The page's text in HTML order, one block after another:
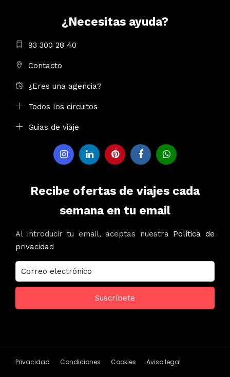
¿Necesitas ayuda?
93 300 28 40
Contacto
¿Eres una agencia?
Todos los circuitos
Guias de viaje
Recibe ofertas de viajes cada
semana en tu email
Al introducir tu email, aceptas nuestra Política de
privacidad
Privacidad Condiciones Cookies Aviso legal